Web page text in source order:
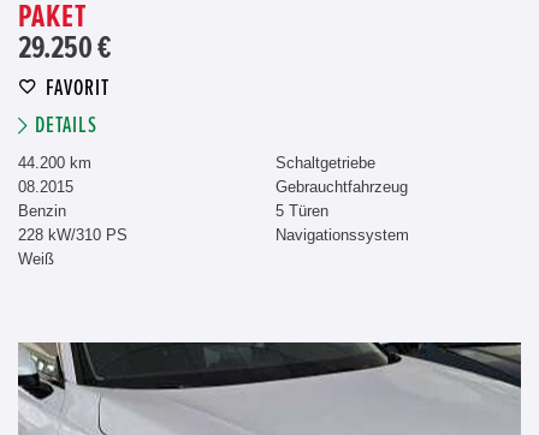
PAKET
29.250 €
FAVORIT
DETAILS
44.200 km
08.2015
Benzin
228 kW/310 PS
Weiß
Schaltgetriebe
Gebrauchtfahrzeug
5 Türen
Navigationssystem